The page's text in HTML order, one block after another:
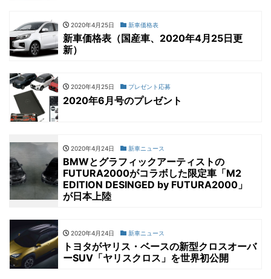
2020年4月25日 新車価格表
新車価格表（国産車、2020年4月25日更
新）
2020年4月25日 プレゼント応募
2020年6月号のプレゼント
2020年4月24日 新車ニュース
BMWとグラフィックアーティストの
FUTURA2000がコラボした限定車「M2
EDITION DESINGED by FUTURA2000」
が日本上陸
2020年4月24日 新車ニュース
トヨタがヤリス・ベースの新型クロスオーバ
ーSUV「ヤリスクロス」を世界初公開